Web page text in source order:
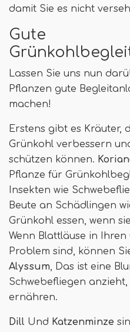
damit Sie es nicht
Gute
Lassen Sie uns nun
Pflanzen gute
machen!
Erstens gibt es Kräuter,
Grünkohl verbessern
schützen können.
Pflanze für
Insekten wie
Beute an Schädlingen
Grünkohl essen, wenn
Wenn Blattläuse in
Problem sind, können
Alyssum, Das ist eine
Schwebefliegen
ernähren.
Dill Und Katzenminze